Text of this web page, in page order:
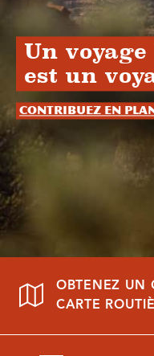
Un
est un
Contribuez en
OBTENEZ UN
CARTE